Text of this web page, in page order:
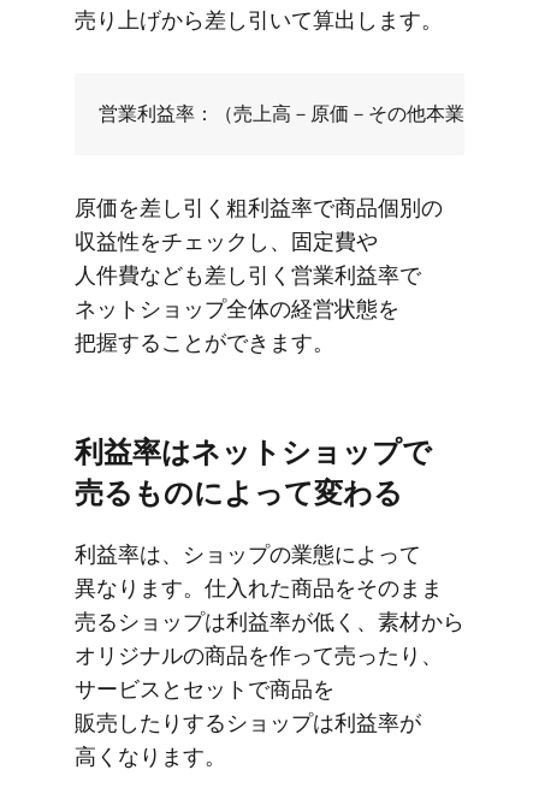
売り上げから​差し引いて​算出します。
原価を​差し引く​粗利益率で​商品個別の​
収益性を​チェックし、​固定費や​
人件費なども​差し引く​営業利益率で​
ネットショップ全体の​経営状態を​
把握する​ことができます。
利益率は​ネットショップで​
売る​ものに​よって​変わる
利益率は、​ショップの​業態に​よって​
異なります。​仕入れた​商品を​そのまま​
売る​ショップは​利益率が​低く、​素材から​
オリジナルの​商品を​作って​売ったり、​
サービスと​セットで​商品を​
販売したりする​ショップは​利益率が​
高くなります。